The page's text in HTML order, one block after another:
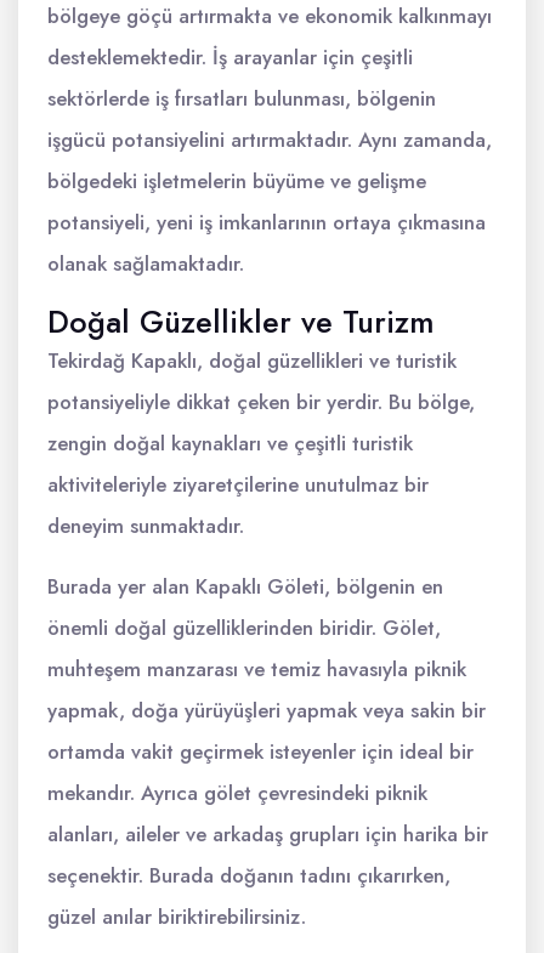
bölgeye göçü artırmakta ve ekonomik kalkınmayı
desteklemektedir. İş arayanlar için çeşitli
sektörlerde iş fırsatları bulunması, bölgenin
işgücü potansiyelini artırmaktadır. Aynı zamanda,
bölgedeki işletmelerin büyüme ve gelişme
potansiyeli, yeni iş imkanlarının ortaya çıkmasına
olanak sağlamaktadır.
Doğal Güzellikler ve Turizm
Tekirdağ Kapaklı, doğal güzellikleri ve turistik
potansiyeliyle dikkat çeken bir yerdir. Bu bölge,
zengin doğal kaynakları ve çeşitli turistik
aktiviteleriyle ziyaretçilerine unutulmaz bir
deneyim sunmaktadır.
Burada yer alan Kapaklı Göleti, bölgenin en
önemli doğal güzelliklerinden biridir. Gölet,
muhteşem manzarası ve temiz havasıyla piknik
yapmak, doğa yürüyüşleri yapmak veya sakin bir
ortamda vakit geçirmek isteyenler için ideal bir
mekandır. Ayrıca gölet çevresindeki piknik
alanları, aileler ve arkadaş grupları için harika bir
seçenektir. Burada doğanın tadını çıkarırken,
güzel anılar biriktirebilirsiniz.